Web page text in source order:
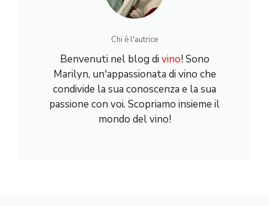
Chi è l'autrice
Benvenuti nel blog divino! Sono
Marilyn, un'appassionata di vino che
condivide la sua conoscenza e la sua
passione con voi. Scopriamo insieme il
mondo del vino!